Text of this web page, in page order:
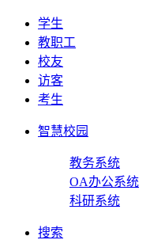
学生
教职工
校友
访客
考生
智慧校园
教务系统
OA办公系统
科研系统
搜索